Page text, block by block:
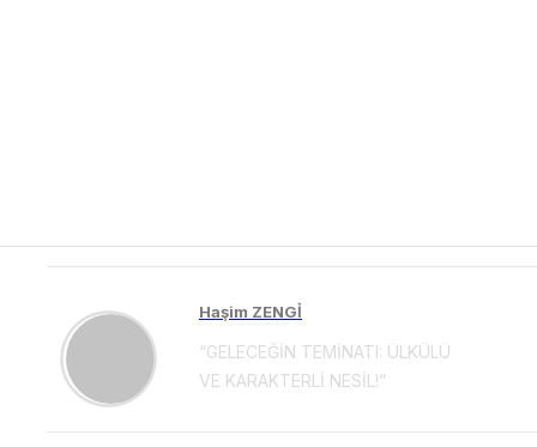
Haşim ZENGİ
“GELECEĞİN TEMİNATI: ÜLKÜLÜ
VE KARAKTERLİ NESİL!”